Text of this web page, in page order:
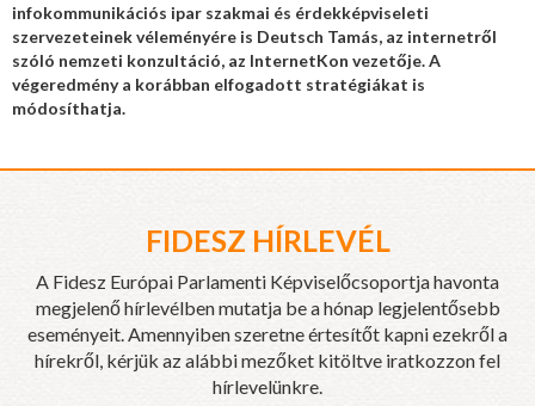
infokommunikációs ipar szakmai és érdekképviseleti
szervezeteinek véleményére is Deutsch Tamás, az internetről
szóló nemzeti konzultáció, az InternetKon vezetője. A
végeredmény a korábban elfogadott stratégiákat is
módosíthatja.
FIDESZ HÍRLEVÉL
A Fidesz Európai Parlamenti Képviselőcsoportja havonta
megjelenő hírlevélben mutatja be a hónap legjelentősebb
eseményeit. Amennyiben szeretne értesítőt kapni ezekről a
hírekről, kérjük az alábbi mezőket kitöltve iratkozzon fel
hírlevelünkre.